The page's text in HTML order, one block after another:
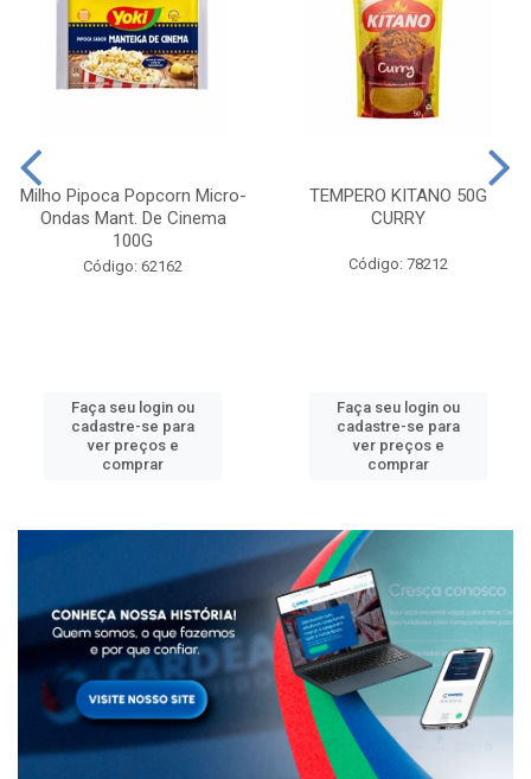
Milho Pipoca Popcorn Micro-
Ondas Mant. De Cinema
100G
Código: 62162
Faça seu login ou
cadastre-se para
ver preços e
comprar
TEMPERO KITANO 50G
CURRY
Código: 78212
Faça seu login ou
cadastre-se para
ver preços e
comprar